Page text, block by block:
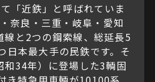
「近鉄」と呼ばれていま
奈良・三重・岐阜・愛知
と2つの鋼索線、総延長5
日本最大手の民鉄です。そ
和34年）に登場した3輌固